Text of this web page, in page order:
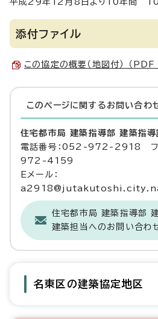
平成29年12月8日より10年間 10
添付ファイル
この協定の概要（地図付） （
このページに関する お問い合わ
住宅都市局 建築指導部 建築指
電話番号：052-972-2918 フ
972-4159
Eメール：
住宅都市局 建築指導部
建築担当へのお問い合わ
名東区の建築協定地区